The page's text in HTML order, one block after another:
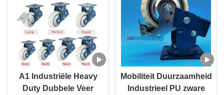
A1 Industriële Heavy
Duty Dubbele Veer
Mobiliteit Duurzaamheid
Industrieel PU zware